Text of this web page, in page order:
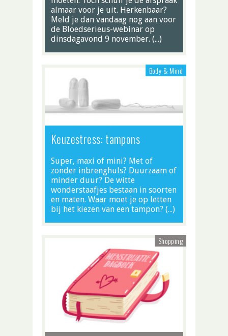
almaar voor je uit. Herkenbaar?
Meld je dan vandaag nog aan voor
de Bloedserieus-webinar op
dinsdagavond 9 november. (…)
Body & Mind
Keuzestress: tampons
Super, maxi of mini? Met of
zonder inbrenghuls? Duurzaam of
minder duur? De witte
wonderstaafjes bestaan in soorten
en maten. Waar moet je op letten
bij het kiezen van een tampon? (…)
Shopping